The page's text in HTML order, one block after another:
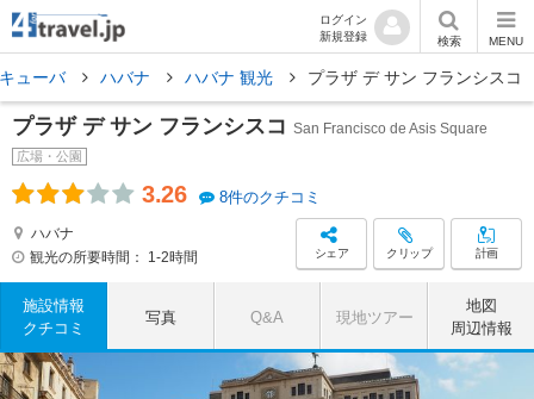
ログイン
新規登録
検索 MENU
キューバ ハバナ ハバナ 観光 プラザ デ サン フランシスコ
プラザ デ サン フランシスコ San Francisco de Asis Square
広場・公園
3.26 8件のクチコミ
ハバナ
観光の所要時間：
1-2時間 シェア クリップ 計画
施設情報
クチコミ
写真 Q&A 現地ツアー
地図
周辺情報